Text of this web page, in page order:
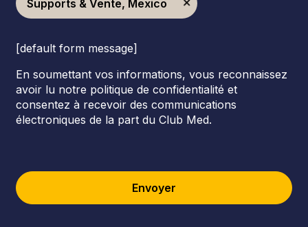
Supports & Vente, Mexico
[default form message]
En soumettant vos informations, vous reconnaissez
avoir lu notre politique de confidentialité et
consentez à recevoir des communications
électroniques de la part du Club Med.
Envoyer